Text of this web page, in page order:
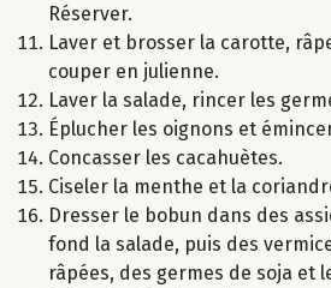
Réserver.
Laver et brosser la carotte,
couper en julienne.
Laver la salade, rincer les
Éplucher les oignons et
Concasser les cacahuètes.
Ciseler la menthe et la
Dresser le bobun dans des
fond la salade, puis des
râpées, des germes de soja et